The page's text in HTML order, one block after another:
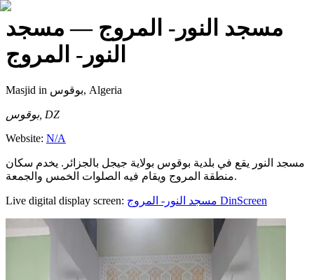
مسجد النور- المروج — مسجد
النور- المروج
Masjid in بوقوس, Algeria
بوقوس, DZ
Website: N/A
مسجد النور يقع في بلدية بوقوس بولاية جيجل بالجزائر. يخدم سكان
منطقة المروج ويقام فيه الصلوات الخمس والجمعة.
Live digital display screen: مسجد النور- المروج DinScreen